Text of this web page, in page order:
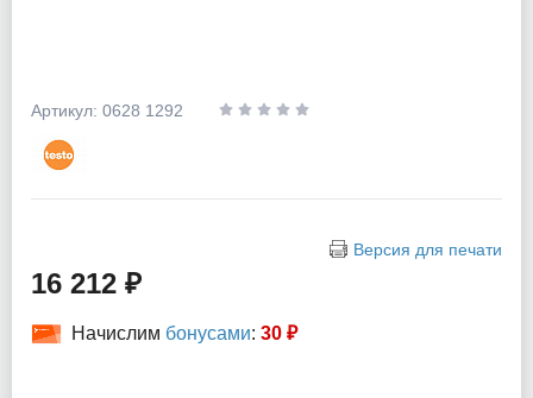
Артикул: 0628 1292
Версия для печати
16 212 ₽
Начислим бонусами: 30 ₽